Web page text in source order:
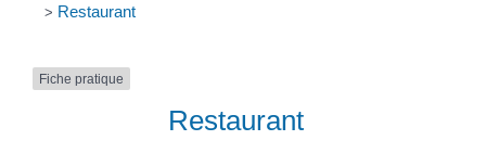
> Restaurant
Fiche pratique
Restaurant